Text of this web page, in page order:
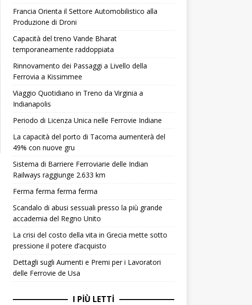
Francia Orienta il Settore Automobilistico alla
Produzione di Droni
Capacità del treno Vande Bharat
temporaneamente raddoppiata
Rinnovamento dei Passaggi a Livello della
Ferrovia a Kissimmee
Viaggio Quotidiano in Treno da Virginia a
Indianapolis
Periodo di Licenza Unica nelle Ferrovie Indiane
La capacità del porto di Tacoma aumenterà del
49% con nuove gru
Sistema di Barriere Ferroviarie delle Indian
Railways raggiunge 2.633 km
Ferma ferma ferma ferma
Scandalo di abusi sessuali presso la più grande
accademia del Regno Unito
La crisi del costo della vita in Grecia mette sotto
pressione il potere d’acquisto
Dettagli sugli Aumenti e Premi per i Lavoratori
delle Ferrovie de Usa
I PIÙ LETTI